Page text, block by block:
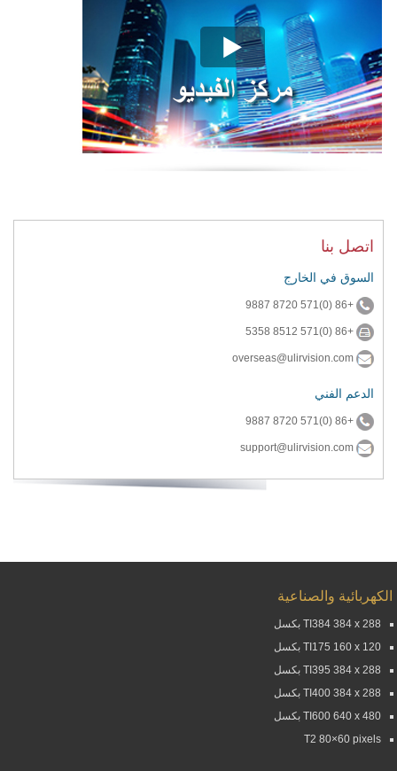
اتصل بنا
السوق في الخارج
+86 (0)571 8720 9887
+86 (0)571 8512 5358
الدعم الفني
+86 (0)571 8720 9887
الكهربائية والصناعية
TI384 384 x 288 بكسل
TI175 160 x 120 بكسل
TI395 384 x 288 بكسل
TI400 384 x 288 بكسل
TI600 640 x 480 بكسل
T2 80×60 pixels